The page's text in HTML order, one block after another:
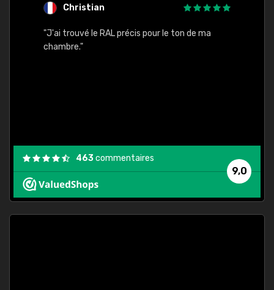
Christian
"J'ai trouvé le RAL précis pour le ton de ma
chambre."
9,0
463commentaires